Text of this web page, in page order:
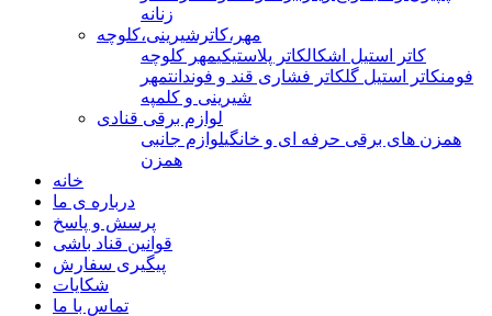
زنانه
مهر،کاترشیرینی،کلوچه
کاتر استیل اشکالکاتر پلاستیکیمهر کلوچه
فومنکاتر استیل گلکاتر فشاری قند و فوندانتمهر
شیرینی و کلمپه
لوازم برقی قنادی
همزن های برقی حرفه ای و خانگیلوازم جانبی
همزن
خانه
درباره ی ما
پرسش و پاسخ
قوانین قناد باشی
پیگیری سفارش
شکایات
تماس با ما